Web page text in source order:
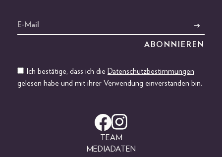
Ich bestätige, dass ich die Datenschutzbestimmungen
gelesen habe und mit ihrer Verwendung einverstanden bin.
TEAM
MEDIADATEN